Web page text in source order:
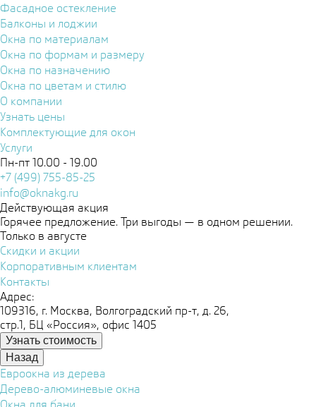
Фасадное остекление
Балконы и лоджии
Окна по материалам
Окна по формам и размеру
Окна по назначению
Окна по цветам и стилю
О компании
Узнать цены
Комплектующие для окон
Услуги
Пн-пт 10.00 - 19.00
+7 (499) 755-85-25
info@oknakg.ru
Действующая акция
Горячее предложение. Три выгоды — в одном решении.
Только в августе
Скидки и акции
Корпоративным клиентам
Контакты
Адрес:
109316, г. Москва, Волгоградский пр-т, д. 26,
стр.1, БЦ «Россия», офис 1405
Узнать стоимость
Назад
Евроокна из дерева
Дерево-алюминевые окна